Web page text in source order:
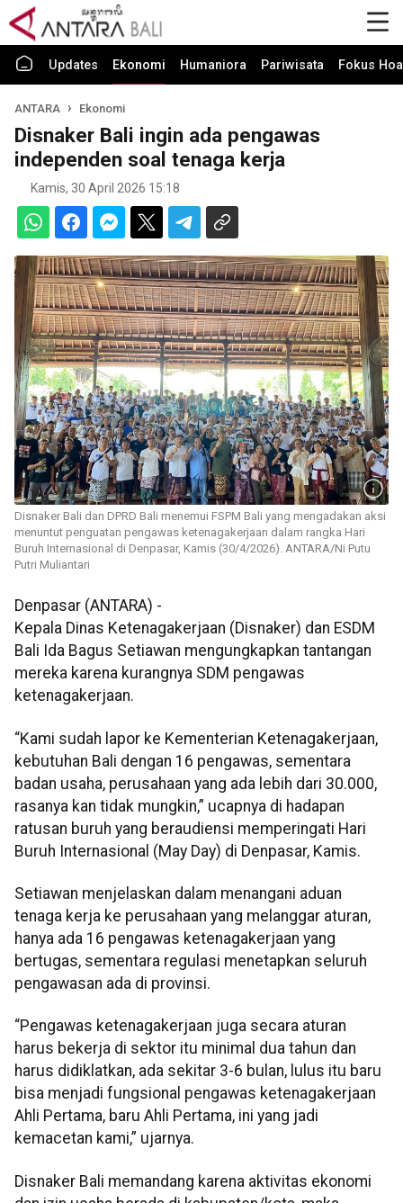
Updates Ekonomi Humaniora Pariwisata Fokus
ANTARA Ekonomi
Disnaker Bali ingin ada pengawas
independen soal tenaga kerja
Kamis, 30 April 2026 15:18
Disnaker Bali dan DPRD Bali menemui FSPM Bali yang mengadakan aksi
menuntut penguatan pengawas ketenagakerjaan dalam rangka Hari
Buruh Internasional di Denpasar, Kamis (30/4/2026). ANTARA/Ni Putu
Putri Muliantari
Denpasar (ANTARA) -
Kepala Dinas Ketenagakerjaan (Disnaker) dan ESDM
Bali Ida Bagus Setiawan mengungkapkan tantangan
mereka karena kurangnya SDM pengawas
ketenagakerjaan.
“Kami sudah lapor ke Kementerian Ketenagakerjaan,
kebutuhan Bali dengan 16 pengawas, sementara
badan usaha, perusahaan yang ada lebih dari 30.000,
rasanya kan tidak mungkin,” ucapnya di hadapan
ratusan buruh yang beraudiensi memperingati Hari
Buruh Internasional (May Day) di Denpasar, Kamis.
Setiawan menjelaskan dalam menangani aduan
tenaga kerja ke perusahaan yang melanggar aturan,
hanya ada 16 pengawas ketenagakerjaan yang
bertugas, sementara regulasi menetapkan seluruh
pengawasan ada di provinsi.
“Pengawas ketenagakerjaan juga secara aturan
harus bekerja di sektor itu minimal dua tahun dan
harus didiklatkan, ada sekitar 3-6 bulan, lulus itu baru
bisa menjadi fungsional pengawas ketenagakerjaan
Ahli Pertama, baru Ahli Pertama, ini yang jadi
kemacetan kami,” ujarnya.
Disnaker Bali memandang karena aktivitas ekonomi